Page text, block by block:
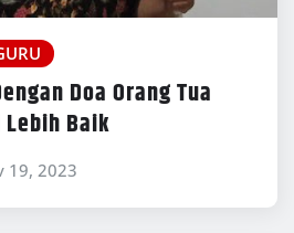
Doa Orang Tua
Lebih Baik
19, 2023